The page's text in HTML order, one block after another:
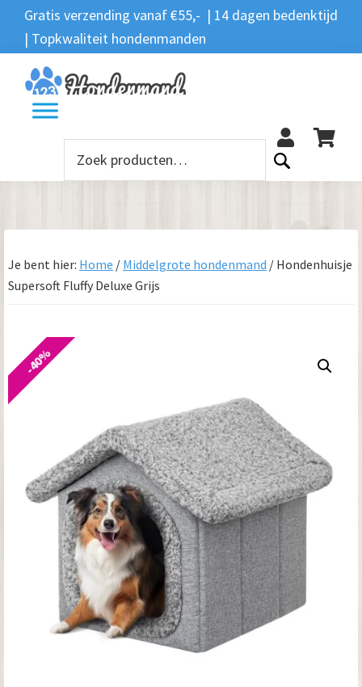
Spring
naar
de
hoofdnavigatie
Door
naar
de
hoofd
inhoud
Spring
naar
de
voettekst
Gratis verzending vanaf €55,- | 14 dagen bedenktijd
| Topkwaliteit hondenmanden
Zoeken
Zoeken
naar:
Je bent hier: Home / Middelgrote hondenmand / Hondenhuisje
Supersoft Fluffy Deluxe Grijs
-40%